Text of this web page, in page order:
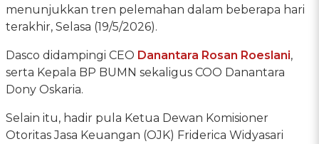
menunjukkan tren pelemahan dalam beberapa hari
terakhir, Selasa (19/5/2026).
Dasco didampingi CEO Danantara Rosan Roeslani,
serta Kepala BP BUMN sekaligus COO Danantara
Dony Oskaria.
Selain itu, hadir pula Ketua Dewan Komisioner
Otoritas Jasa Keuangan (OJK) Friderica Widyasari